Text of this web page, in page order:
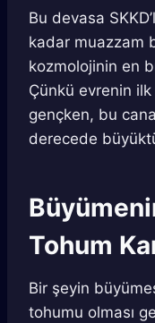
Bu devasa
kadar muazzam
kozmolojinin en
Çünkü evrenin
gençken, bu
derecede
Tohum
Bir şeyin
tohumu olması